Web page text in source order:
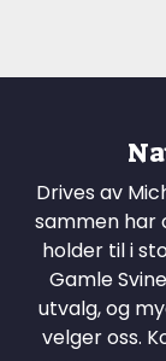
Drives av
sammen har
holder til i
Gamle
utvalg, og
velger oss.